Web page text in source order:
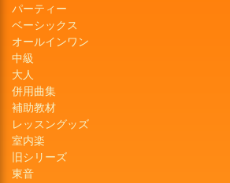
パーティー
ベーシックス
オールインワン
中級
大人
併用曲集
補助教材
レッスングッズ
室内楽
旧シリーズ
東音